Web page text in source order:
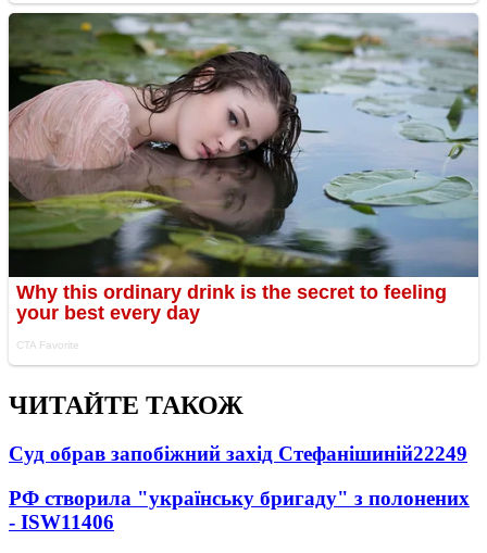
ЧИТАЙТЕ ТАКОЖ
Суд обрав запобіжний захід Стефанішиній22249
РФ створила "українську бригаду" з полонених
- ISW11406